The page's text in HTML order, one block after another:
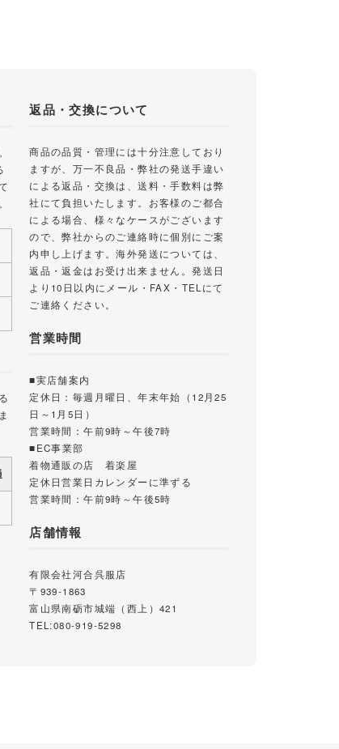
返品・交換について
商品の品質・管理には十分注意しており
ますが、万一不良品・弊社の発送手違い
による返品・交換は、送料・手数料は弊
社にて負担いたします。お客様のご都合
による場合、様々なケースがございます
ので、弊社からのご連絡時に個別にご案
内申し上げます。海外発送については、
返品・返金はお受け出来ません。発送日
より10日以内にメール・FAX・TELにて
ご連絡ください。
営業時間
■実店舗案内
定休日：毎週月曜日、年末年始（12月25
日～1月5日）
営業時間：午前9時～午後7時
■EC事業部
着物通販の店 着楽屋
定休日営業日カレンダーに準ずる
営業時間：午前9時～午後5時
店舗情報
有限会社河合呉服店
〒939-1863
富山県南砺市城端（西上）421
TEL:080-919-5298